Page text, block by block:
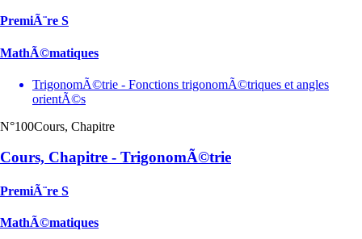
PremiÃ¨re S
MathÃ©matiques
TrigonomÃ©trie - Fonctions trigonomÃ©triques et angles
orientÃ©s
N°100Cours, Chapitre
Cours, Chapitre - TrigonomÃ©trie
PremiÃ¨re S
MathÃ©matiques